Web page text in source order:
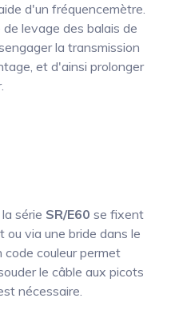
d'un fréquencemètre.
levage des balais de
la transmission
et d'ainsi prolonger
série SR/E60 se fixent
via une bride dans le
couleur permet
le câble aux picots
nécessaire.